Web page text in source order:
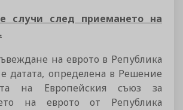
случи след приемането на
на еврото в Република
е датата, определена в Решение
на Европейския съюз за
на еврото от Република